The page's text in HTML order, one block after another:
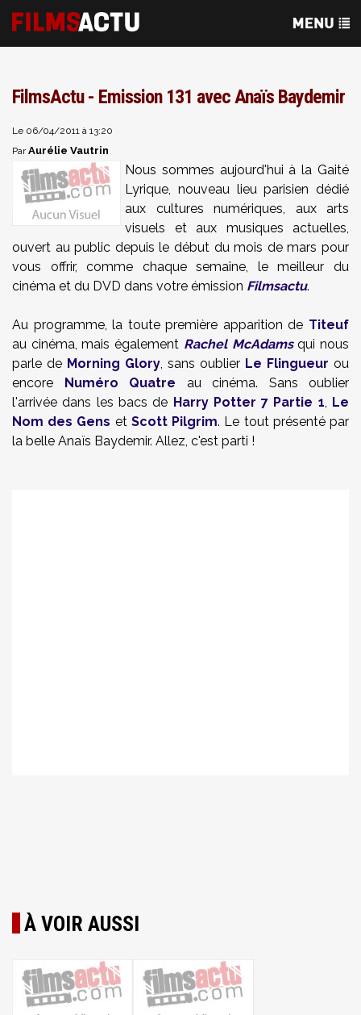
FilmsActu - Emission 131 avec Anaïs Baydemir
Le 06/04/2011 à 13:20
ParAurélie Vautrin
Nous sommes aujourd'hui à la Gaité
Lyrique, nouveau lieu parisien dédié
aux cultures numériques, aux arts
visuels et aux musiques actuelles,
ouvert au public depuis le début du mois de mars pour
vous offrir, comme chaque semaine, le meilleur du
cinéma et du DVD dans votre émission Filmsactu.
Au programme, la toute première apparition de Titeuf
au cinéma, mais également Rachel McAdamsqui nous
parle de Morning Glory, sans oublier Le Flingueur ou
encore Numéro Quatre au cinéma. Sans oublier
l'arrivée dans les bacs de Harry Potter 7 Partie 1, Le
Nom des Gens et Scott Pilgrim. Le tout présenté par
la belle Anaïs Baydemir. Allez, c'est parti !
À VOIR AUSSI